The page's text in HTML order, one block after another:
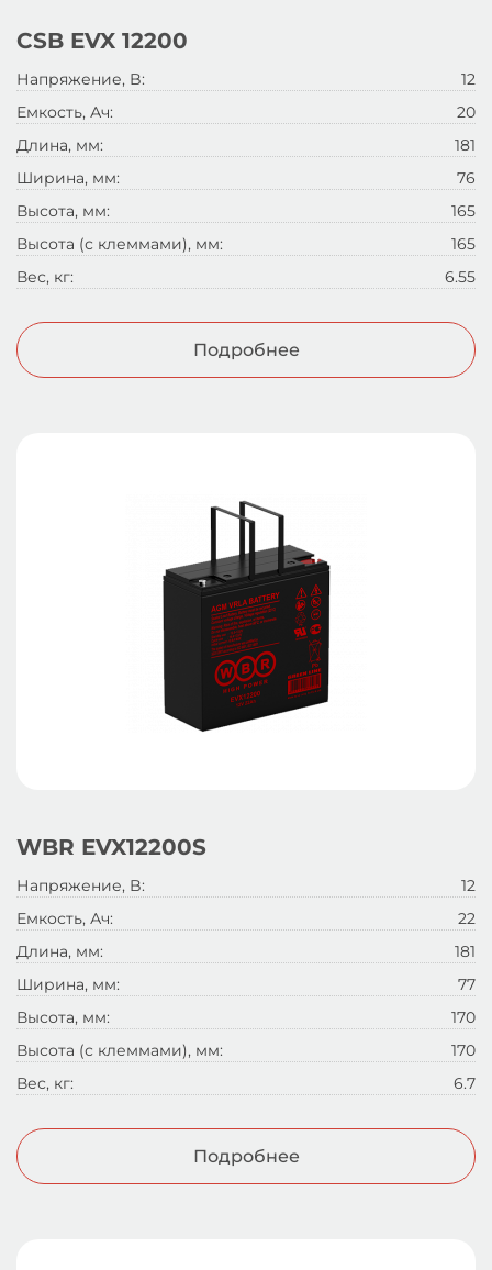
CSB EVX 12200
Напряжение, B:
12
Емкость, Ач:
20
Длина, мм:
181
Ширина, мм:
76
Высота, мм:
165
Высота (с клеммами), мм:
165
Вес, кг:
6.55
Подробнее
WBR EVX12200S
Напряжение, B:
12
Емкость, Ач:
22
Длина, мм:
181
Ширина, мм:
77
Высота, мм:
170
Высота (с клеммами), мм:
170
Вес, кг:
6.7
Подробнее